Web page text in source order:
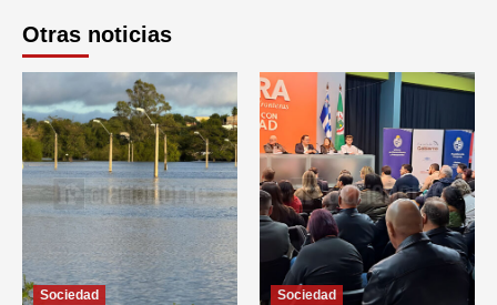
Otras noticias
Sociedad Sociedad